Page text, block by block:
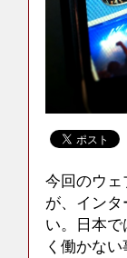
今回のウ
が、イン
い。日本
く働かない